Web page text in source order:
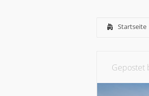
Startseite
Gepostet